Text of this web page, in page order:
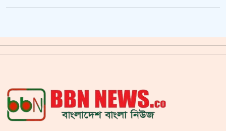
গাজীপুর মহাসড়ক অবরোধ,সিটি করপোরেশনের গাড়ি চাপায় শ্রমিক নিহত
জাল ভিসায় ইউরোপে মানুষ পাঠানোর অভিযোগে,শাহজালাল থেকে গ্রেপ্তার পাঁচজন
‘শ্লীলতাহানির সত্যতা’ মিলেছে শিক্ষক মুরাদের বিরুদ্ধে